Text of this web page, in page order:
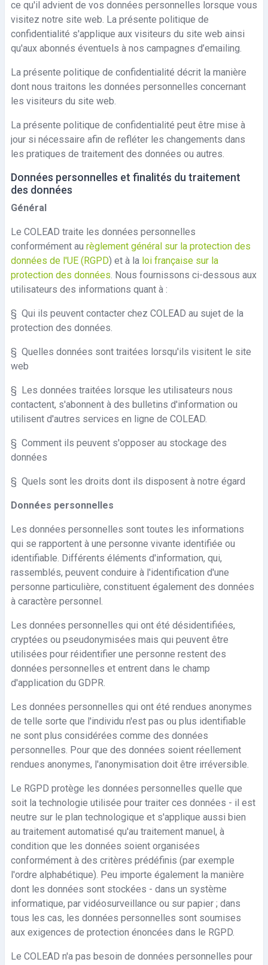
ce qu'il advient de vos données personnelles lorsque vous
visitez notre site web. La présente politique de
confidentialité s'applique aux visiteurs du site web ainsi
qu'aux abonnés éventuels à nos campagnes d’emailing.
La présente politique de confidentialité décrit la manière
dont nous traitons les données personnelles concernant
les visiteurs du site web.
La présente politique de confidentialité peut être mise à
jour si nécessaire afin de refléter les changements dans
les pratiques de traitement des données ou autres.
Données personnelles et finalités du traitement
des données
Général
Le COLEAD traite les données personnelles
conformément au règlement général sur la protection des
données de l'UE (RGPD) et à la loi française sur la
protection des données. Nous fournissons ci-dessous aux
utilisateurs des informations quant à :
§ Qui ils peuvent contacter chez COLEAD au sujet de la
protection des données.
§ Quelles données sont traitées lorsqu'ils visitent le site
web
§ Les données traitées lorsque les utilisateurs nous
contactent, s'abonnent à des bulletins d'information ou
utilisent d'autres services en ligne de COLEAD.
§ Comment ils peuvent s'opposer au stockage des
données
§ Quels sont les droits dont ils disposent à notre égard
Données personnelles
Les données personnelles sont toutes les informations
qui se rapportent à une personne vivante identifiée ou
identifiable. Différents éléments d'information, qui,
rassemblés, peuvent conduire à l'identification d'une
personne particulière, constituent également des données
à caractère personnel.
Les données personnelles qui ont été désidentifiées,
cryptées ou pseudonymisées mais qui peuvent être
utilisées pour réidentifier une personne restent des
données personnelles et entrent dans le champ
d'application du GDPR.
Les données personnelles qui ont été rendues anonymes
de telle sorte que l'individu n'est pas ou plus identifiable
ne sont plus considérées comme des données
personnelles. Pour que des données soient réellement
rendues anonymes, l'anonymisation doit être irréversible.
Le RGPD protège les données personnelles quelle que
soit la technologie utilisée pour traiter ces données - il est
neutre sur le plan technologique et s'applique aussi bien
au traitement automatisé qu'au traitement manuel, à
condition que les données soient organisées
conformément à des critères prédéfinis (par exemple
l'ordre alphabétique). Peu importe également la manière
dont les données sont stockées - dans un système
informatique, par vidéosurveillance ou sur papier ; dans
tous les cas, les données personnelles sont soumises
aux exigences de protection énoncées dans le RGPD.
Le COLEAD n'a pas besoin de données personnelles pour